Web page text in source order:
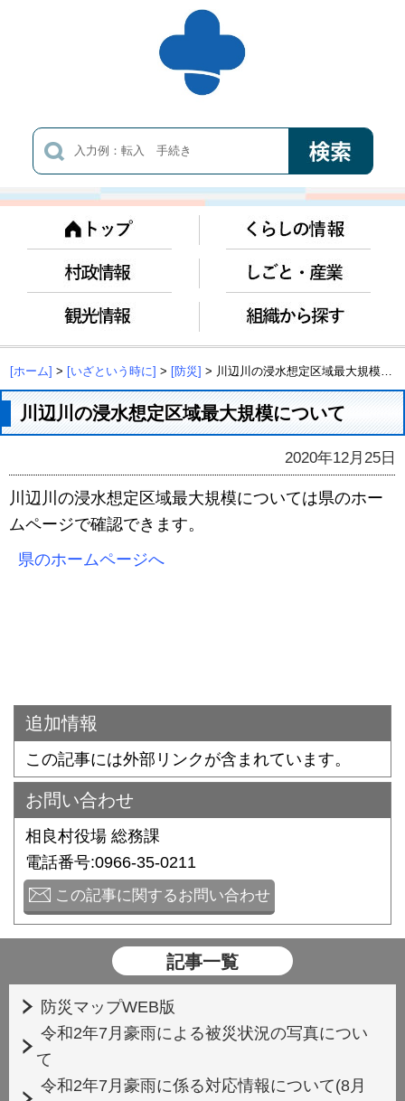
[ホーム] > [いざという時に] > [防災] > 川辺川の浸水想定区域最大規模について
川辺川の浸水想定区域最大規模について
2020年12月25日
川辺川の浸水想定区域最大規模については県のホー
ムページで確認できます。
県のホームページへ
追加情報
この記事には外部リンクが含まれています。
お問い合わせ
相良村役場 総務課
電話番号:0966-35-0211
この記事に関するお問い合わせ
記事一覧
防災マップWEB版
令和2年7月豪雨による被災状況の写真につい
て
令和2年7月豪雨に係る対応情報について(8月